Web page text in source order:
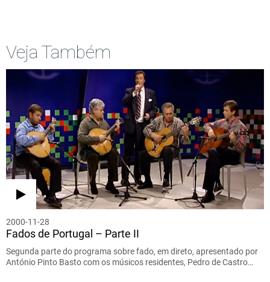
Veja Também
2000-11-28
Fados de Portugal – Parte II
Segunda parte do programa sobre fado, em direto, apresentado por
António Pinto Basto com os músicos residentes, Pedro de Castro…